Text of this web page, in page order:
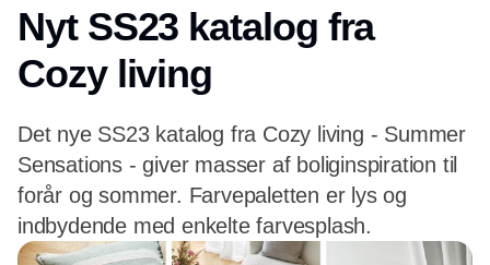
Nyt SS23 katalog fra
Cozy living
Det nye SS23 katalog fra Cozy living - Summer
Sensations - giver masser af boliginspiration til
forår og sommer. Farvepaletten er lys og
indbydende med enkelte farvesplash.